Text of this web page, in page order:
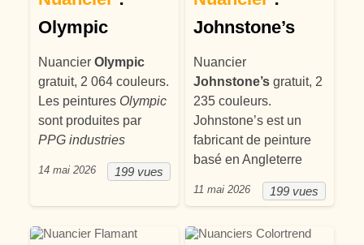
Olympic
NuancierOlympic
gratuit, 2 064 couleurs.
Les peintures Olympic
sont produites par
PPG industries
199 vues
14 mai 2026
Johnstone’s
Nuancier
Johnstone’sgratuit, 2
235 couleurs.
Johnstone’s est un
fabricant de peinture
basé en Angleterre
199 vues
11 mai 2026